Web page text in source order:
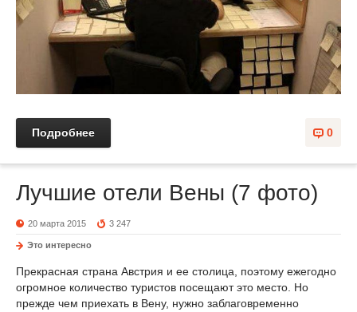
0
Подробнее
Лучшие отели Вены (7 фото)
20 марта 2015 3 247
Это интересно
Прекрасная страна Австрия и ее столица, поэтому ежегодно
огромное количество туристов посещают это место. Но
прежде чем приехать в Вену, нужно заблаговременно